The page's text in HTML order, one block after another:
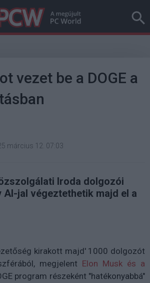
vezet be a DOGE a
március 12. 07:03
Iroda dolgozói
AI-jal végeztethetik majd el a
kirakott majd' 1000 dolgozót
megjelent Elon Musk és a
program részeként "hatékonyabbá"